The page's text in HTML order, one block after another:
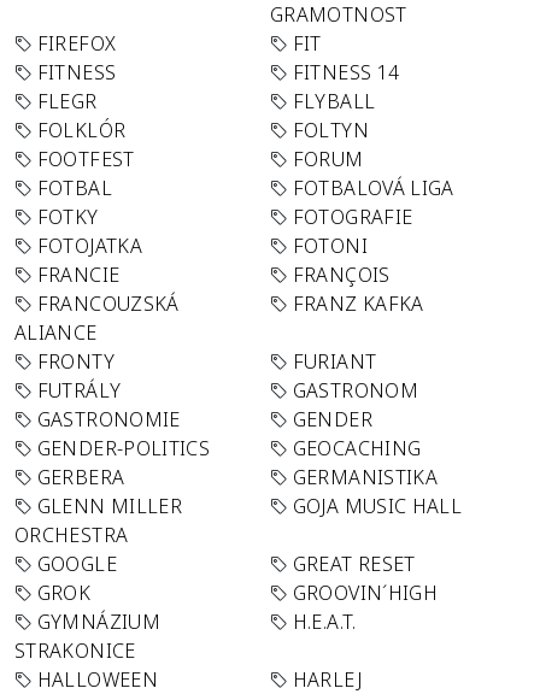
GRAMOTNOST
FIREFOX
FIT
FITNESS
FITNESS 14
FLEGR
FLYBALL
FOLKLÓR
FOLTYN
FOOTFEST
FORUM
FOTBAL
FOTBALOVÁ LIGA
FOTKY
FOTOGRAFIE
FOTOJATKA
FOTONI
FRANCIE
FRANÇOIS
FRANCOUZSKÁ
ALIANCE
FRANZ KAFKA
FRONTY
FURIANT
FUTRÁLY
GASTRONOM
GASTRONOMIE
GENDER
GENDER-POLITICS
GEOCACHING
GERBERA
GERMANISTIKA
GLENN MILLER
ORCHESTRA
GOJA MUSIC HALL
GOOGLE
GREAT RESET
GROK
GROOVIN´HIGH
GYMNÁZIUM
STRAKONICE
H.E.A.T.
HALLOWEEN
HARLEJ